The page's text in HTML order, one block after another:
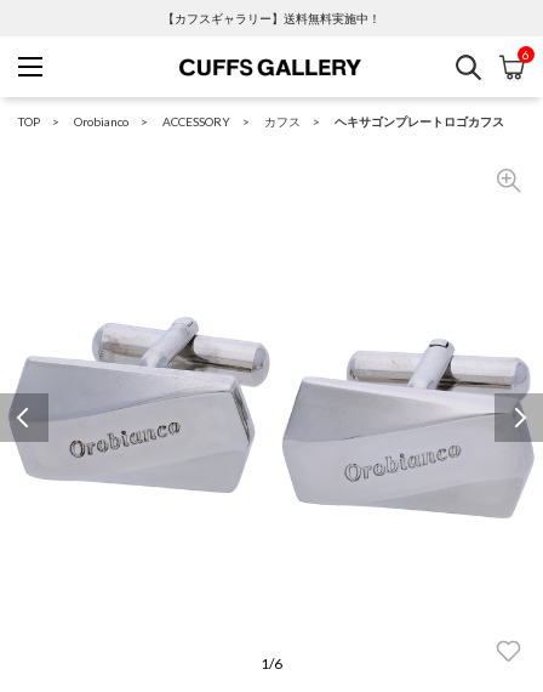
【カフスギャラリー】送料無料実施中！
Cuffs Gallery
検索 カ
6
TOP Orobianco ACCESSORY カフス ヘキサゴンプレートロゴカフス
1/6
Previous